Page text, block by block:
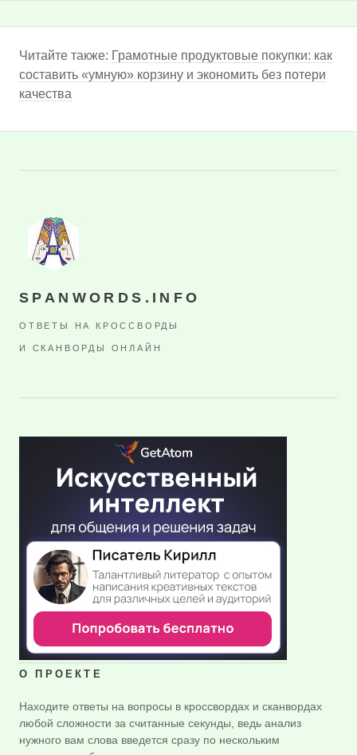
Читайте также: Грамотные продуктовые покупки: как
составить «умную» корзину и экономить без потери
качества
SPANWORDS.INFO
ОТВЕТЫ НА КРОССВОРДЫ
И СКАНВОРДЫ ОНЛАЙН
О ПРОЕКТЕ
Находите ответы на вопросы в кроссвордах и сканвордах
любой сложности за считанные секунды, ведь анализ
нужного вам слова введется сразу по нескольким